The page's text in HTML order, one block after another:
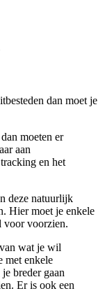
dan moet je
moeten er
aan
en het
deze natuurlijk
Hier moet je enkele
voor voorzien.
wat je wil
met enkele
breder gaan
Er is ook een